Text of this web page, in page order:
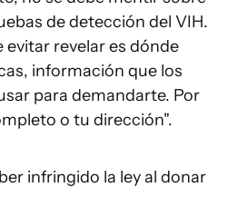
de detección del VIH.
evitar revelar es dónde
información que los
para demandarte. Por
o tu dirección".
infringido la ley al donar